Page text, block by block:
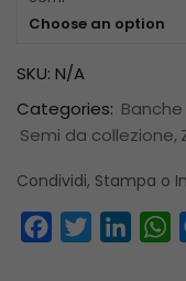
Choose an option
SKU: N/A
Categories:
Semi da collezione
Condividi, Stampa o
FacebookTwitter